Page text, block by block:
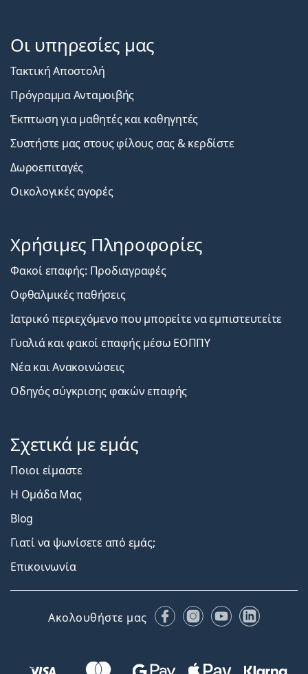
Οι υπηρεσίες μας
Τακτική Αποστολή
Πρόγραμμα Ανταμοιβής
Έκπτωση για μαθητές και καθηγητές
Συστήστε μας στους φίλους σας & κερδίστε
Δωροεπιταγές
Οικολογικές αγορές
Χρήσιμες Πληροφορίες
Φακοί επαφής: Προδιαγραφές
Οφθαλμικές παθήσεις
Ιατρικό περιεχόμενο που μπορείτε να εμπιστευτείτε
Γυαλιά και φακοί επαφής μέσω ΕΟΠΠΥ
Νέα και Ανακοινώσεις
Οδηγός σύγκρισης φακών επαφής
Σχετικά με εμάς
Ποιοι είμαστε
Η Ομάδα Μας
Blog
Γιατί να ψωνίσετε από εμάς;
Επικοινωνία
Ακολουθήστε μας FacebookInstagram
YouTubeLinkedIn